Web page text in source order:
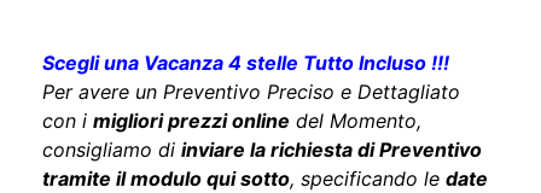
Scegli una Vacanza 4 stelle Tutto Incluso !!!
Per avere un Preventivo Preciso e Dettagliato
con i migliori prezzi online del Momento,
consigliamo di inviare la richiesta di Preventivo
tramite il modulo qui sotto, specificando le date